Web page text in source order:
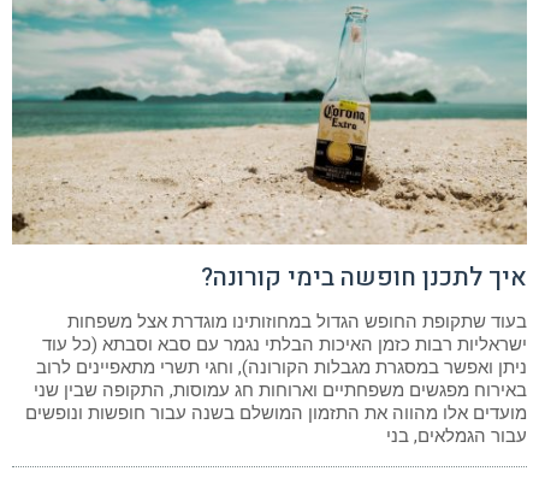
איך לתכנן חופשה בימי קורונה?
בעוד שתקופת החופש הגדול במחוזותינו מוגדרת אצל משפחות
ישראליות רבות כזמן האיכות הבלתי נגמר עם סבא וסבתא (כל עוד
ניתן ואפשר במסגרת מגבלות הקורונה), וחגי תשרי מתאפיינים לרוב
באירוח מפגשים משפחתיים וארוחות חג עמוסות, התקופה שבין שני
מועדים אלו מהווה את התזמון המושלם בשנה עבור חופשות ונופשים
עבור הגמלאים, בני